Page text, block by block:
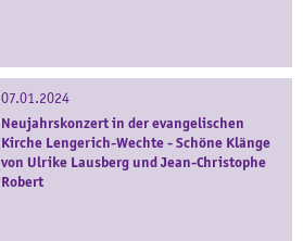
07.01.2024
Neujahrskonzert in der evangelischen
Kirche Lengerich-Wechte - Schöne Klänge
von Ulrike Lausberg und Jean-Christophe
Robert